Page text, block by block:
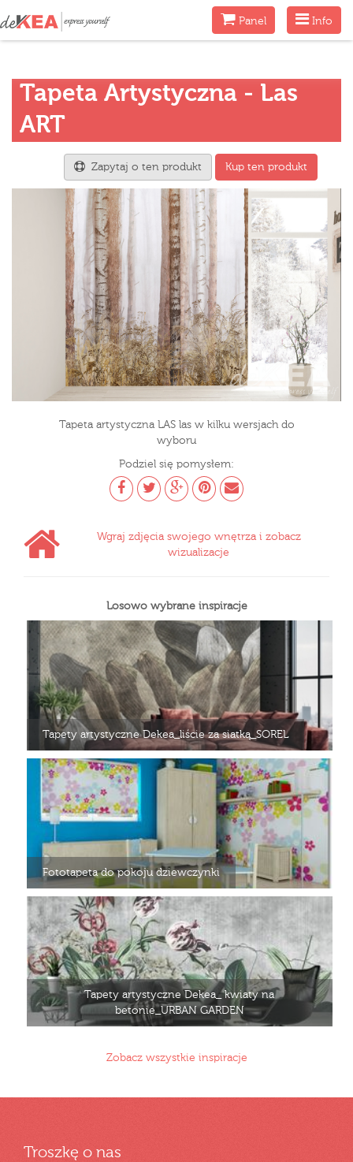
Menu
Info
MenuPanel
Tapeta Artystyczna - Las
ART
Zapytaj o ten produkt Kup ten produkt
Tapeta artystyczna LAS las w kilku wersjach do
wyboru
Podziel się pomysłem:
Wgraj zdjęcia swojego wnętrza i zobacz
wizualizacje
Losowo wybrane inspiracje
Tapety artystyczne Dekea_liście za siatką_SOREL
Fototapeta do pokoju dziewczynki
Tapety artystyczne Dekea_ kwiaty na
betonie_URBAN GARDEN
Zobacz wszystkie inspiracje
Troszkę o nas